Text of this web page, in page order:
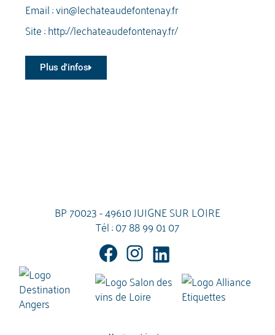
Email :vin@lechateaudefontenay.fr
Site :http://lechateaudefontenay.fr/
Plus d'infos
BP 70023 - 49610 JUIGNE SUR LOIRE
Tél :07 88 99 01 07